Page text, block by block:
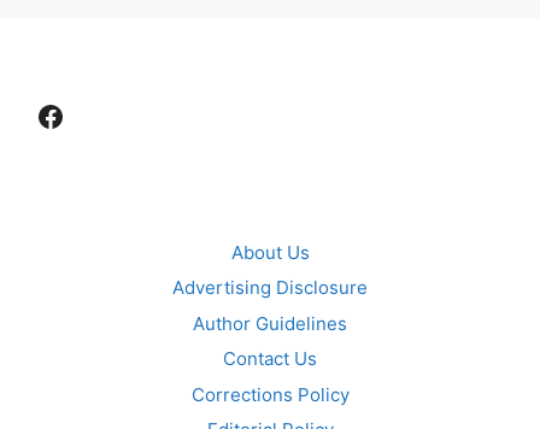
Facebook
About Us
Advertising Disclosure
Author Guidelines
Contact Us
Corrections Policy